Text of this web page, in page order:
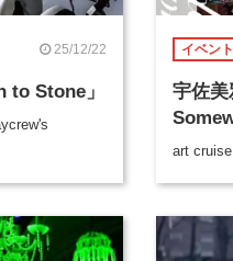
25/12/22
to Stone」
イベント
宇佐
art